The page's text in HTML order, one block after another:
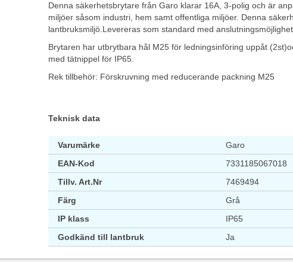
Denna säkerhetsbrytare från Garo klarar 16A, 3-polig och är
miljöer såsom industri, hem samt offentliga miljöer. Denna
lantbruksmiljö.Levereras som standard med
Brytaren har utbrytbara hål M25 för ledningsinföring uppåt
med tätnippel för IP65.
Rek tillbehör: Förskruvning med reducerande packning M25
Teknisk data
Varumärke
Garo
EAN-Kod
7331185067018
Tillv. Art.Nr
7469494
Färg
Grå
IP klass
IP65
Godkänd till lantbruk
Ja